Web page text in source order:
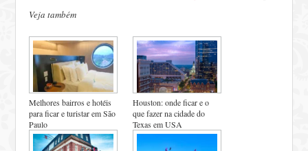
Veja também
Melhores bairros e hotéis
para ficar e turistar em São
Paulo
Houston: onde ficar e o
que fazer na cidade do
Texas em USA